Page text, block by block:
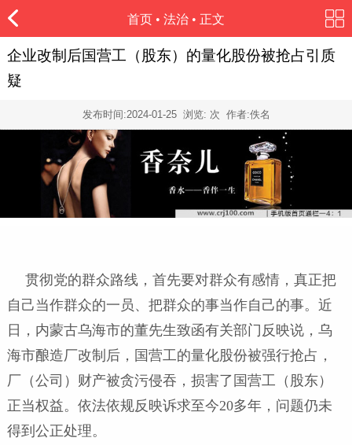
首页 • 法治 • 正文
企业改制后国营工（股东）的量化股份被抢占引质
疑
发布时间:2024-01-25浏览: 次 作者:佚名
贯彻党的群众路线，首先要对群众有感情，真正把
自己当作群众的一员、把群众的事当作自己的事。近
日，内蒙古乌海市的董先生致函有关部门反映说，乌
海市酿造厂改制后，国营工的量化股份被强行抢占，
厂（公司）财产被贪污侵吞，损害了国营工（股东）
正当权益。依法依规反映诉求至今20多年，问题仍未
得到公正处理。